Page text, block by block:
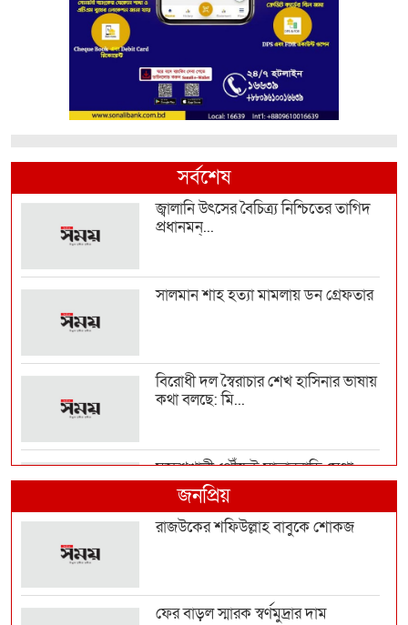
সর্বশেষ
জ্বালানি উৎসের বৈচিত্র্য নিশ্চিতের তাগিদ
প্রধানমন্...
সালমান শাহ হত্যা মামলায় ডন গ্রেফতার
বিরোধী দল স্বৈরাচার শেখ হাসিনার ভাষায়
কথা বলছে: মি...
মহেশখালী পৌঁছেই মাতারবাড়ি মেগা
প্রকল্প পরিদর্শনে প...
জনপ্রিয়
রাজউকের শফিউল্লাহ বাবুকে শোকজ
ফের বাড়ল স্মারক স্বর্ণমুদ্রার দাম